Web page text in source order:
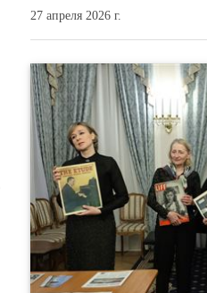
27 апреля 2026 г.